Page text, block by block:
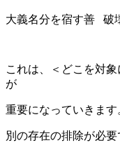
大義名分を宿す善 破
これは、＜どこを対
が
重要になっていきま
別の存在の排除が必要